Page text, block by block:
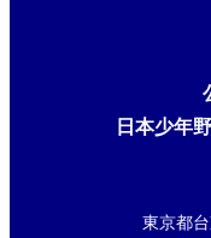
日本少年
東京都